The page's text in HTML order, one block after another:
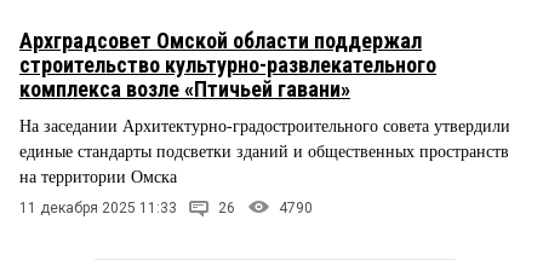
Архградсовет Омской области поддержал
строительство культурно-развлекательного
комплекса возле «Птичьей гавани»
На заседании Архитектурно-градостроительного совета утвердили
единые стандарты подсветки зданий и общественных пространств
на территории Омска
11 декабря 2025 11:33 26 4790